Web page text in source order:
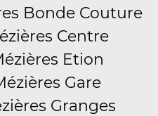
Bonde Couture
Centre
Etion
Gare
Granges